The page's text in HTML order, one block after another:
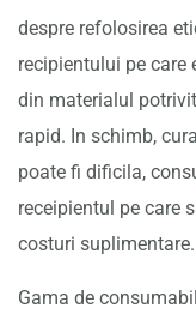
despre refolosirea
recipientului pe
din materialul
rapid. In schimb,
poate fi dificila,
receipientul pe care
costuri suplimentare.
Gama de